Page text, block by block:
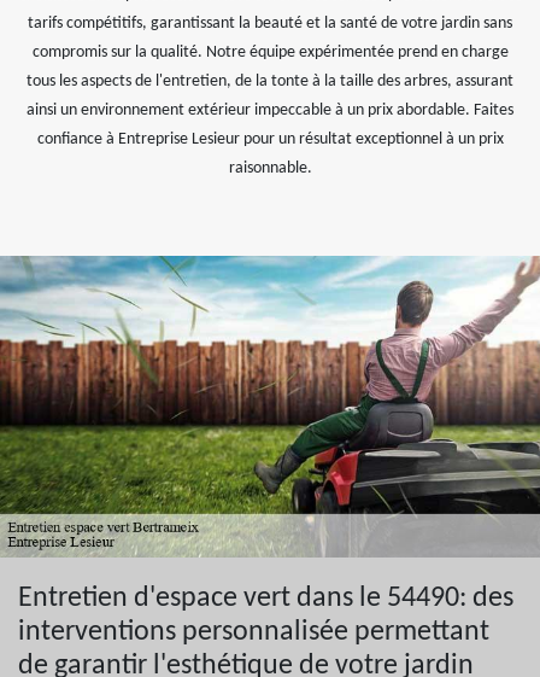
tarifs compétitifs, garantissant la beauté et la santé de votre jardin sans
compromis sur la qualité. Notre équipe expérimentée prend en charge
tous les aspects de l'entretien, de la tonte à la taille des arbres, assurant
ainsi un environnement extérieur impeccable à un prix abordable. Faites
confiance à Entreprise Lesieur pour un résultat exceptionnel à un prix
raisonnable.
Entretien d'espace vert dans le 54490: des
interventions personnalisée permettant
de garantir l'esthétique de votre jardin